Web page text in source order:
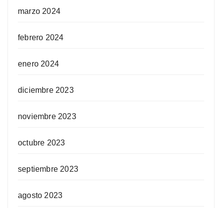
marzo 2024
febrero 2024
enero 2024
diciembre 2023
noviembre 2023
octubre 2023
septiembre 2023
agosto 2023